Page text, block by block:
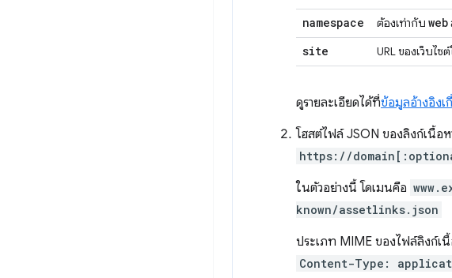
namespace ต้องเท่ากับ web
site URL ของเว็บไซ
ดูรายละเอียดได้ที่ข้อมูลอ้างอิง
โฮสต์ไฟล์ JSON ของลิงก์เนื้อ
https://
ในตัวอย่างนี้ โดเมนคือ
known/assetlinks.json
ประเภท MIME ของไฟล์ลิงก์เ
Content-Type: